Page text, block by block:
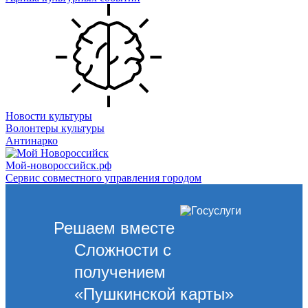
Новости культуры
Волонтеры культуры
Антинарко
Мой-новороссийск.рф
Сервис совместного управления городом
Решаем вместе
Сложности с
получением
«Пушкинской карты»